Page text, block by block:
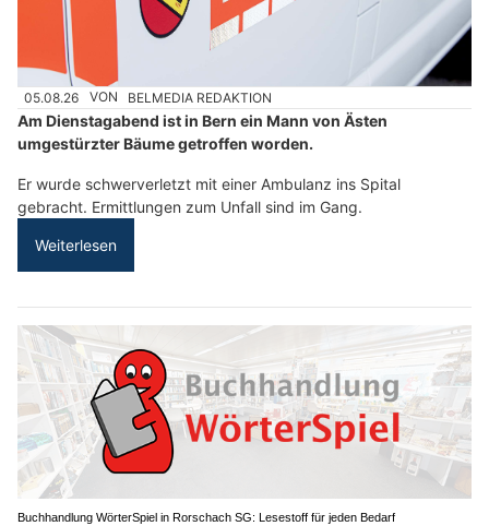
05.08.26 VON BELMEDIA REDAKTION
Am Dienstagabend ist in Bern ein Mann von Ästen
umgestürzter Bäume getroffen worden.
Er wurde schwerverletzt mit einer Ambulanz ins Spital
gebracht. Ermittlungen zum Unfall sind im Gang.
Weiterlesen
Buchhandlung WörterSpiel in Rorschach SG: Lesestoff für jeden Bedarf